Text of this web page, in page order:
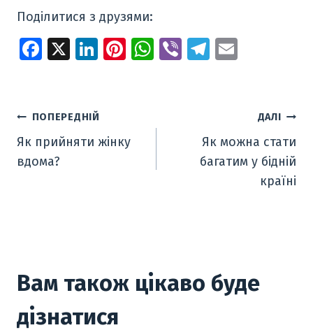
Поділитися з друзями:
Fa
o
o
k
X
Li
e
dI
Pi
st
W
Vi
T
a
m
Навігація
записів
ПОПЕРЕДНІЙ
Як прийняти жінку
вдома?
ДАЛІ
Як можна стати
багатим у бідній
країні
Вам також цікаво буде
дізнатися